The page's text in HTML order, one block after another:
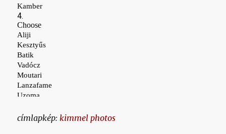
címlapkép:kimmel photos